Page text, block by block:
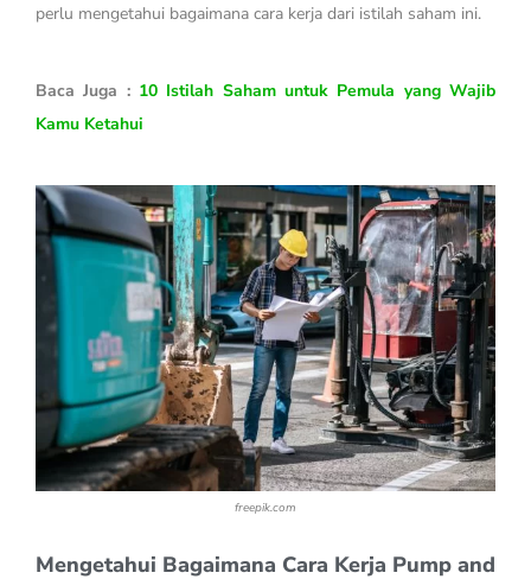
perlu mengetahui bagaimana cara kerja dari istilah saham ini.
Baca Juga : 10 Istilah Saham untuk Pemula yang Wajib
Kamu Ketahui
freepik.com
Mengetahui Bagaimana Cara Kerja Pump and